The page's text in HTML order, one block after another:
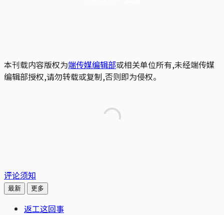
本刊载内容版权为端传媒编辑部或相关单位所有,未经端传媒
编辑部授权,请勿转载或复制,否则即为侵权。
评论须知
最新 更多
返工这回事